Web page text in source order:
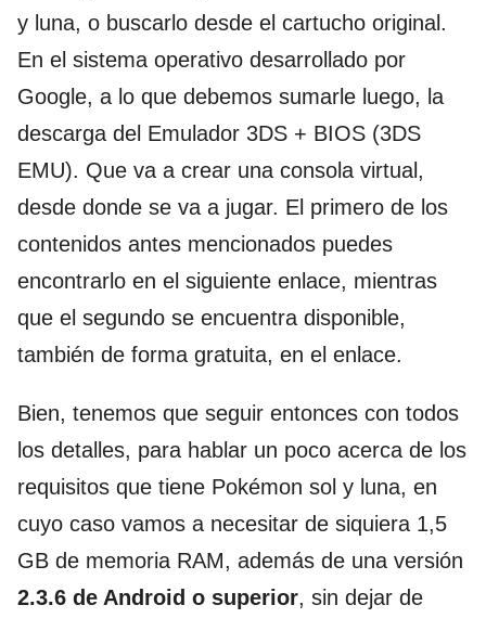
y luna, o buscarlo desde el cartucho original.
En el sistema operativo desarrollado por
Google, a lo que debemos sumarle luego, la
descarga del Emulador 3DS + BIOS (3DS
EMU). Que va a crear una consola virtual,
desde donde se va a jugar. El primero de los
contenidos antes mencionados puedes
encontrarlo en el siguiente enlace, mientras
que el segundo se encuentra disponible,
también de forma gratuita, en el enlace.
Bien, tenemos que seguir entonces con todos
los detalles, para hablar un poco acerca de los
requisitos que tiene Pokémon sol y luna, en
cuyo caso vamos a necesitar de siquiera 1,5
GB de memoria RAM, además de una versión
2.3.6 de Android o superior, sin dejar de